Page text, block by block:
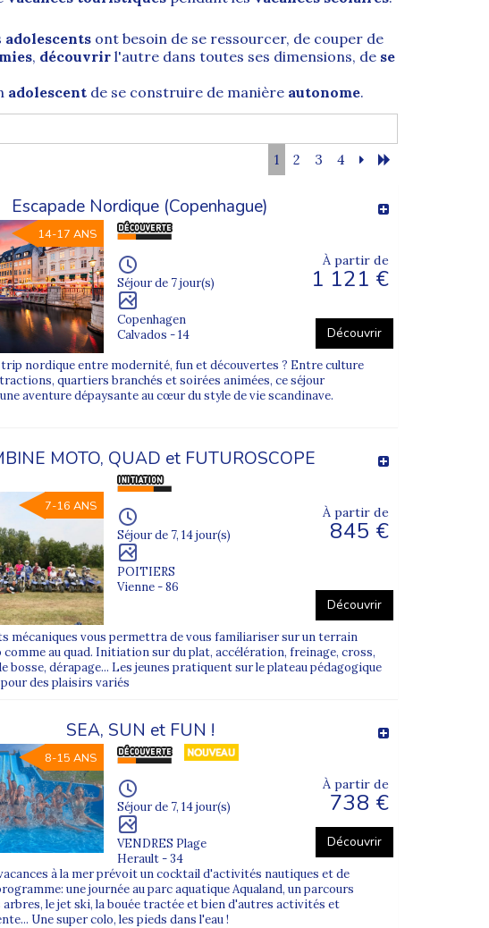
adolescents ont besoin de se ressourcer, de couper de
, découvrir l'autre dans toutes ses dimensions, de se
adolescent de se construire de manière autonome.
attirés par des
autres cultures et d'
autres
passionné par une activité précise, une
, de l' équitation? Supernova Juniors
lestage sportif adoqui lui correspond.
"
1 2 3 4
Escapade Nordique (Copenhague)
14-17 ANS
Séjour de 7 jour(s)
Copenhagen
Calvados - 14
À partir de
1 121 €
Découvrir
nordique entre modernité, fun et découvertes ? Entre culture
quartiers branchés et soirées animées, ce séjour
aventure dépaysante au cœur du style de vie scandinave.
MOTO, QUAD et FUTUROSCOPE
7-16 ANS
Séjour de 7, 14 jour(s)
POITIERS
Vienne - 86
À partir de
845 €
Découvrir
mécaniques vous permettra de vous familiariser sur un terrain
comme au quad. Initiation sur du plat, accélération, freinage, cross,
bosse, dérapage... Les jeunes pratiquent sur le plateau pédagogique
des plaisirs variés
SEA, SUN et FUN !
8-15 ANS
Séjour de 7, 14 jour(s)
VENDRES Plage
Herault - 34
À partir de
738 €
Découvrir
à la mer prévoit un cocktail d'activités nautiques et de
une journée au parc aquatique Aqualand, un parcours
arbres, le jet ski, la bouée tractée et bien d'autres activités et
Une super colo, les pieds dans l'eau !